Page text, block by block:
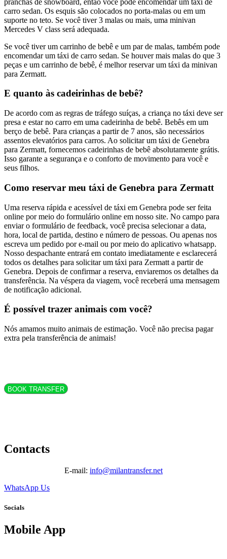
carro sedan. Os esquis são colocados no porta-malas ou em um
suporte no teto. Se você tiver 3 malas ou mais, uma minivan
Mercedes V class será adequada.
Se você tiver um carrinho de bebê e um par de malas, também pode
encomendar um táxi de carro sedan. Se houver mais malas do que 3
peças e um carrinho de bebê, é melhor reservar um táxi da minivan
para Zermatt.
E quanto às cadeirinhas de bebê?
De acordo com as regras de tráfego suíças, a criança no táxi deve ser
presa e estar no carro em uma cadeirinha de bebê. Bebês em um
berço de bebê. Para crianças a partir de 7 anos, são necessários
assentos elevatórios para carros. Ao solicitar um táxi de Genebra
para Zermatt, fornecemos cadeirinhas de bebê absolutamente grátis.
Isso garante a segurança e o conforto de movimento para você e
seus filhos.
Como reservar meu táxi de Genebra para Zermatt
Uma reserva rápida e acessível de táxi em Genebra pode ser feita
online por meio do formulário online em nosso site. No campo para
enviar o formulário de feedback, você precisa selecionar a data,
hora, local de partida, destino e número de pessoas. Ou apenas nos
escreva um pedido por e-mail ou por meio do aplicativo whatsapp.
Nosso despachante entrará em contato imediatamente e esclarecerá
todos os detalhes para solicitar um táxi para Zermatt a partir de
Genebra. Depois de confirmar a reserva, enviaremos os detalhes da
transferência. Na véspera da viagem, você receberá uma mensagem
de notificação adicional.
É possível trazer animais com você?
Nós amamos muito animais de estimação. Você não precisa pagar
extra pela transferência de animais!
BOOK TRANSFER
Contacts
E-mail: info@milantransfer.net
WhatsApp Us
Socials
Mobile App